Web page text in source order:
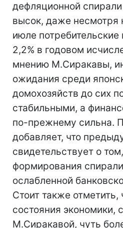
дефляционной
высок, даже несмотря
июле
2,2% в годовом
мнению М.Сиракавы,
ожидания среди
домохозяйств до сих
стабильными, а
по-прежнему сильна.
добавляет, что
свидетельствует о
формирования
ослабленной
Стоит также отметить,
состояния экономики,
М.Сиракавой, чуть